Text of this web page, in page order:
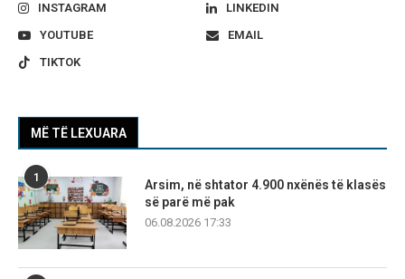
INSTAGRAM
LINKEDIN
YOUTUBE
EMAIL
TIKTOK
MË TË LEXUARA
1
Arsim, në shtator 4.900 nxënës të klasës
së parë më pak
06.08.2026 17:33